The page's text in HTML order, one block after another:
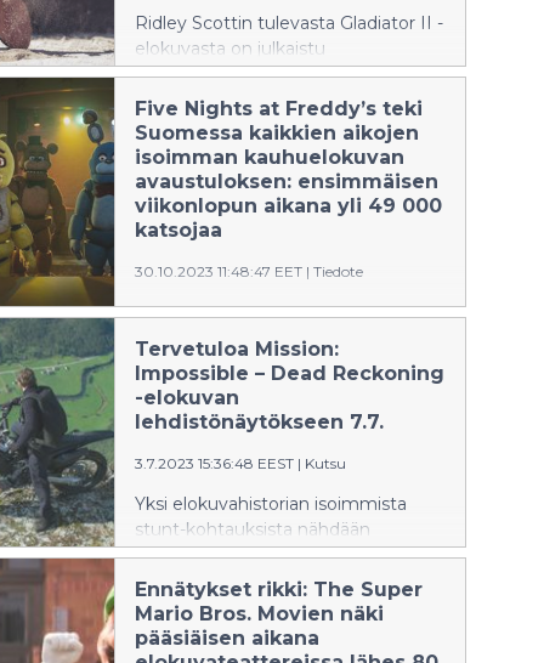
Cynthia Erivon ja Ariana Granden
suomalaisina ääninä.
Ridley Scottin tulevasta Gladiator II -
elokuvasta on julkaistu
ensimmäinen traileri ja kuusi
hahmojulistetta.
Five Nights at Freddy’s teki
Suomessa kaikkien aikojen
isoimman kauhuelokuvan
avaustuloksen: ensimmäisen
viikonlopun aikana yli 49 000
katsojaa
30.10.2023 11:48:47 EET | Tiedote
Five Nights at Freddy’s -kauhupeliin
perustuva samanniminen elokuva
sai ensi-iltansa Suomessa 27.10.
Elokuva sai yleisöt liikkeelle
poikkeuksellisen vauhdikkaasti, sillä
ensimmäisen viikonlopun aikana
elokuvan näki 49 181 katsojaa.
Tervetuloa Mission:
Impossible – Dead Reckoning
-elokuvan
lehdistönäytökseen 7.7.
3.7.2023 15:36:48 EEST | Kutsu
Yksi elokuvahistorian isoimmista
stunt-kohtauksista nähdään
valkokankailla ensi viikolla, kun Tom
Cruisen tähdittämä Mission:
Impossible – Dead Reckoning Part
One tulee ensi-iltaan 12.7.2023.
Cruise teki tuttuun tapaansa stunt-
Ennätykset rikki: The Super
Mario Bros. Movien näki
pääsiäisen aikana